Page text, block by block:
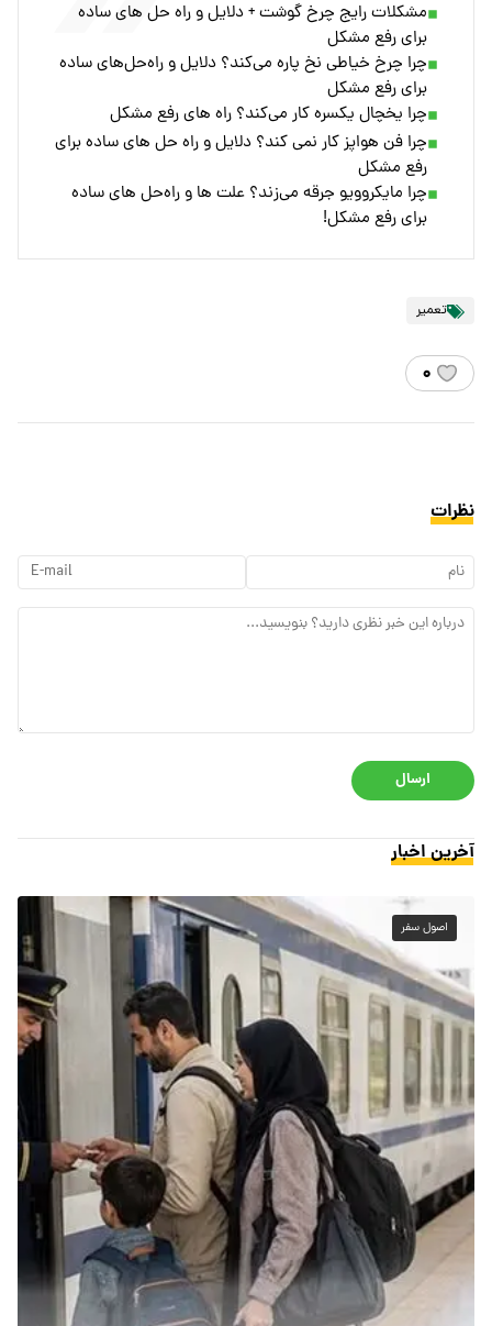
مشکلات رایج چرخ گوشت + دلایل و راه‌ حل‌ های ساده
برای رفع مشکل
چرا چرخ خیاطی نخ پاره می‌کند؟ دلایل و راه‌حل‌های ساده
برای رفع مشکل
چرا یخچال یکسره کار می‌کند؟ راه های رفع مشکل
چرا فن هواپز کار نمی‌ کند؟ دلایل و راه‌ حل‌ های ساده برای
رفع مشکل
چرا مایکروویو جرقه می‌زند؟ علت‌ ها و راه‌حل‌ های ساده
برای رفع مشکل!
تعمیر
۰
نظرات
ارسال
آخرین اخبار
اصول سفر